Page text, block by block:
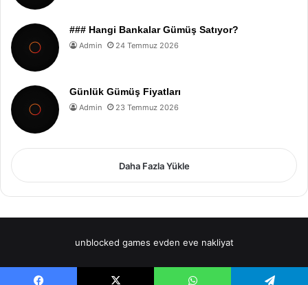
### Hangi Bankalar Gümüş Satıyor?
Admin 24 Temmuz 2026
Günlük Gümüş Fiyatları
Admin 23 Temmuz 2026
Daha Fazla Yükle
unblocked games evden eve nakliyat